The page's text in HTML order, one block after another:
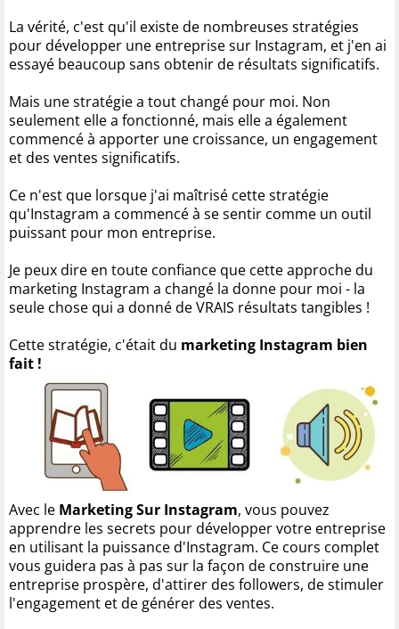
La vérité, c'est qu'il existe de nombreuses stratégies
pour développer une entreprise sur Instagram, et j'en ai
essayé beaucoup sans obtenir de résultats significatifs.
Mais une stratégie a tout changé pour moi. Non
seulement elle a fonctionné, mais elle a également
commencé à apporter une croissance, un engagement
et des ventes significatifs.
Ce n'est que lorsque j'ai maîtrisé cette stratégie
qu'Instagram a commencé à se sentir comme un outil
puissant pour mon entreprise.
Je peux dire en toute confiance que cette approche du
marketing Instagram a changé la donne pour moi - la
seule chose qui a donné de VRAIS résultats tangibles !
Cette stratégie, c'était du marketing Instagram bien
fait !
Avec le Marketing Sur Instagram, vous pouvez
apprendre les secrets pour développer votre entreprise
en utilisant la puissance d'Instagram. Ce cours complet
vous guidera pas à pas sur la façon de construire une
entreprise prospère, d'attirer des followers, de stimuler
l'engagement et de générer des ventes.